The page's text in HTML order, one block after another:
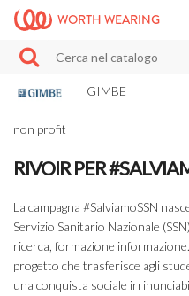
WORTH WEARING
GIMBE
non profit
RIVOIR PER
La campagna #SalviamoSSN
Servizio Sanitario Nazionale
ricerca, formazione
progetto che trasferisce agli
una conquista sociale